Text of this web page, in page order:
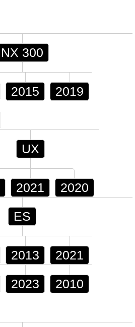
NX 300
2015 2019
UX
2021 2020
ES
2013 2021
2023 2010